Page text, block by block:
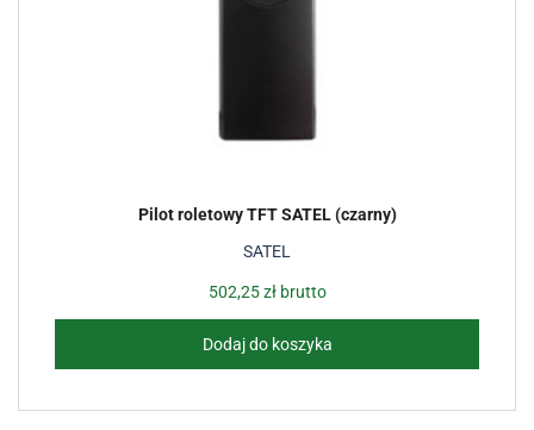
SATEL
Pilot roletowy TFT SATEL (czarny)
502,25złbrutto
Dodaj do koszyka